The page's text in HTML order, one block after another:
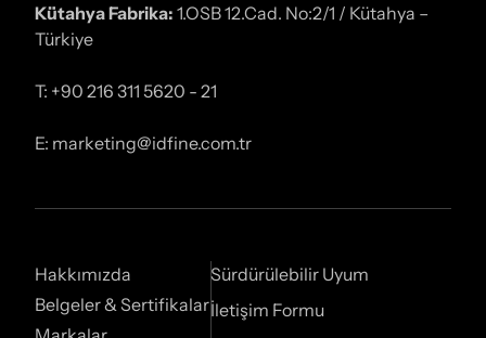
Kütahya Fabrika: 1.OSB 12.Cad. No:2/1 / Kütahya –
Türkiye
T: +90 216 311 5620 - 21
E: marketing@idfine.com.tr
Hakkımızda
Belgeler & Sertifikalar
Sürdürülebilir Uyum
İletişim Formu